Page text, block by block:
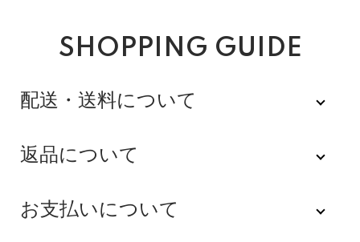
SHOPPING GUIDE
配送・送料について
佐川急便
全品送料無料にてお届けいたします。
※配達時間を指定できない地域（郡部以下は時間指定不
返品について
不良品
お支払いについて